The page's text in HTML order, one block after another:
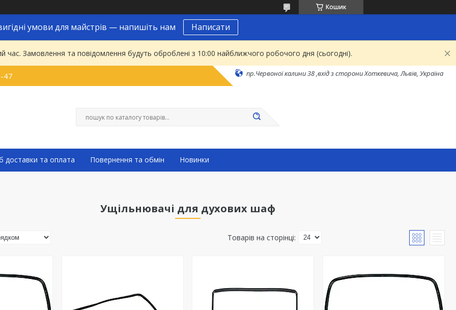
Кошик
умови для майстрів — напишіть нам Написати
час. Замовлення та повідомлення будуть оброблені з 10:00 найближчого робочого дня (сьогодні).
47 пр.Червоної калини 38 ,вхід з сторони Хоткевича, Львів, Україна
доставки та оплата Повернення та обмін Новинки
Ущільнювачі для духових шаф